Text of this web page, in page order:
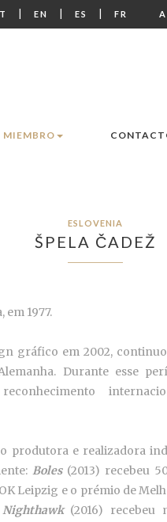
| EN | ES | FR
MIEMBRO
ESLOVENIA
ŠPELA ČADEŽ
em 1977.
gráfico em 2002,
Durante esse
produtora e realizadora
Boles(2013) recebeu
Leipzig e o prémio de
Nighthawk (2016) recebeu